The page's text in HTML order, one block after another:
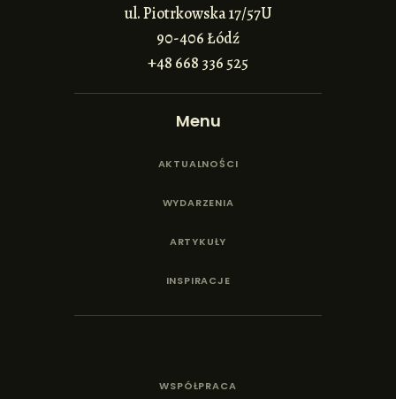
ul. Piotrkowska 17/57U
90-406 Łódź
+48 668 336 525
Menu
AKTUALNOŚCI
WYDARZENIA
ARTYKUŁY
INSPIRACJE
WSPÓŁPRACA